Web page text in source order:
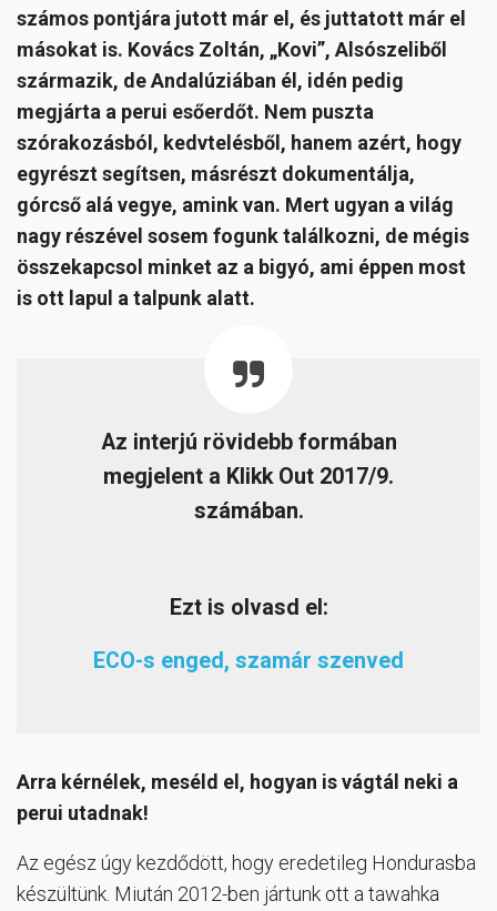
számos pontjára jutott már el, és juttatott már el
másokat is. Kovács Zoltán, „Kovi”, Alsószeliből
származik, de Andalúziában él, idén pedig
megjárta a perui esőerdőt. Nem puszta
szórakozásból, kedvtelésből, hanem azért, hogy
egyrészt segítsen, másrészt dokumentálja,
górcső alá vegye, amink van. Mert ugyan a világ
nagy részével sosem fogunk találkozni, de mégis
összekapcsol minket az a bigyó, ami éppen most
is ott lapul a talpunk alatt.
Az interjú rövidebb formában
megjelent a Klikk Out 2017/9.
számában.
Ezt is olvasd el:
ECO-s enged, szamár szenved
Arra kérnélek, meséld el, hogyan is vágtál neki a
perui utadnak!
Az egész úgy kezdődött, hogy eredetileg Hondurasba
készültünk. Miután 2012-ben jártunk ott a tawahka